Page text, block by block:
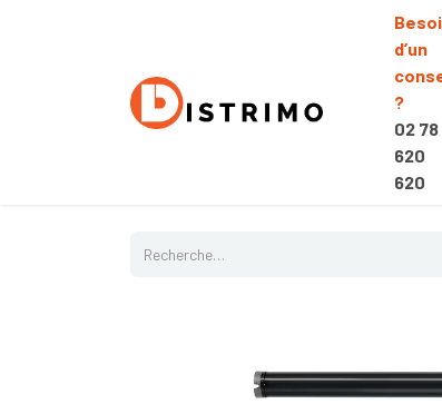
d’un
?
02 78
620
620